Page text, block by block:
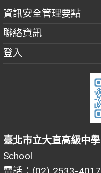
資訊安全管理要點
聯絡資訊
登入
臺北市立大直高級中學
School